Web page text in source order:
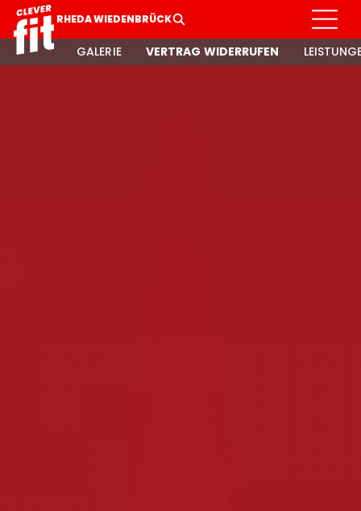
RHEDA WIEDENBRÜCK
GALERIE VERTRAG WIDERRUFEN